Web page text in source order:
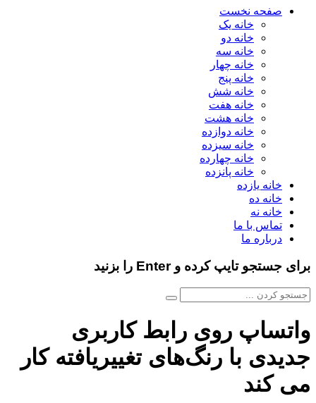
صفحه نخست
خانه یک
خانه دو
خانه سه
خانه چهار
خانه پنج
خانه شش
خانه هفت
خانه هشت
خانه دوازده
خانه سیزده
خانه چهارده
خانه پانزده
خانه یازده
خانه ده
خانه نه
تماس با ما
درباره ما
برای جستجو تایپ کرده و Enter را بزنید
واتساپ روی رابط کاربری
جدیدی با رنگ‌های تغییریافته کار
می کند